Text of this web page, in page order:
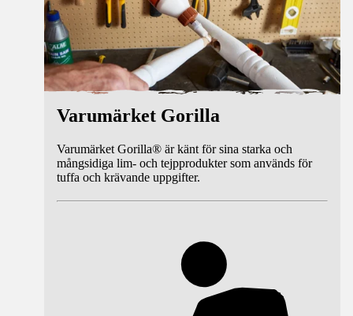
Varumärket Gorilla
Varumärket Gorilla® är känt för sina starka och
mångsidiga lim- och tejpprodukter som används för
tuffa och krävande uppgifter.